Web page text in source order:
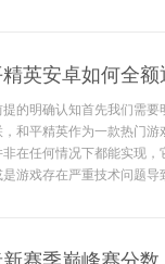
英安卓如何全
提的明确认知首先我们需
，和平精英作为一款热门
非在任何情况下都能实现
是游戏存在严重技术问题